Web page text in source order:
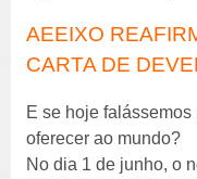
AEEIXO
CARTA DE
E se hoje
oferecer ao mundo?
No dia 1 de junho, o